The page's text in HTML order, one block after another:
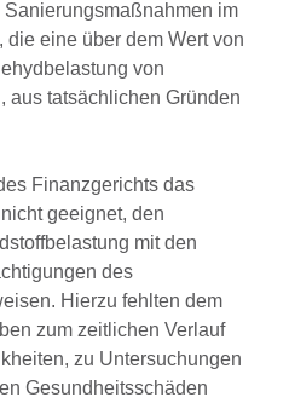
im
eine über dem Wert von
von
aus tatsächlichen Gründen
Finanzgerichts das
geeignet, den
mit den
des
Hierzu fehlten dem
zum zeitlichen Verlauf
zu Untersuchungen
Gesundheitsschäden